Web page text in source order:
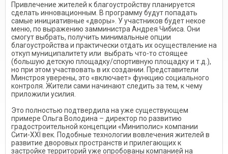
Привлечение жителей к благоустройству планируется
сделать инновационным. В программу будут попадать
самые инициативные «дворы». У участников будет некое
меню, по выражению замминистра Андрея Чибиса. Они
смогут выбрать, получить минимальные опции
благоустройства и практически отдать их осуществление на
откуп муниципалитету или выбрать что-то стоящее
(большую детскую площадку/спортивную площадку и т.д.),
но при этом участвовать в их создании. Представители
Минстроя уверены, это «включает» функцию социального
контроля. Жители сами начинают следить за тем, к чему
приложили усилия.
Это полностью подтвердила на уже существующем
примере Ольга Володина – директор по развитию
градостроительной концепции «Миниполис» компании
Сити-XXI век. Подобные технологии вовлечения жителей в
развитие дворовых пространств и прилегающих к
застройке территорий уже опробованы компанией на